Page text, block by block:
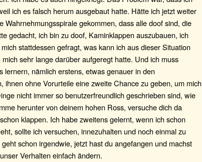
ich es falsch herum ausgebaut hatte. Hätte ich jetzt weiter
Wahrnehmungsspirale gekommen, dass alle doof sind, die
gedacht, ich bin zu doof, Kaminklappen auszubauen, ich
stattdessen gefragt, was kann ich aus dieser Situation
sehr lange darüber aufgeregt hatte. Und ich muss
lernern, nämlich erstens, etwas genauer in den
ihnen ohne Vorurteile eine zweite Chance zu geben, um mich
nicht immer so benutzerfreundlich geschrieben sind, wie
herunter von deinem hohen Ross, versuche dich da
klappen. Ich habe zweitens gelernt, wenn ich schon
sollte ich versuchen, innezuhalten und noch einmal zu
schon irgendwie, jetzt hast du angefangen und machst
Verhalten einfach ändern.